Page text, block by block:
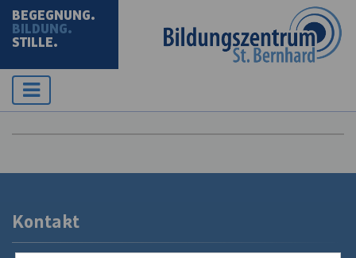
BEGEGNUNG.
BILDUNG.
STILLE.
Kontakt